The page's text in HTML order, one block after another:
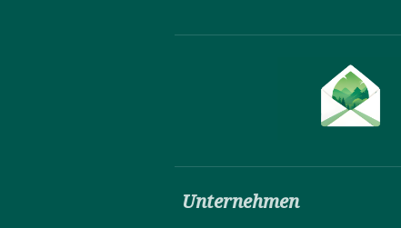
Unternehmen